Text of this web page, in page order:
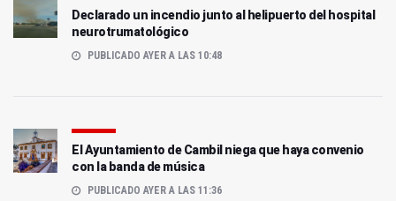
Declarado un incendio junto al helipuerto del hospital
neurotrumatológico
PUBLICADO AYER A LAS 10:48
El Ayuntamiento de Cambil niega que haya convenio
con la banda de música
PUBLICADO AYER A LAS 11:36